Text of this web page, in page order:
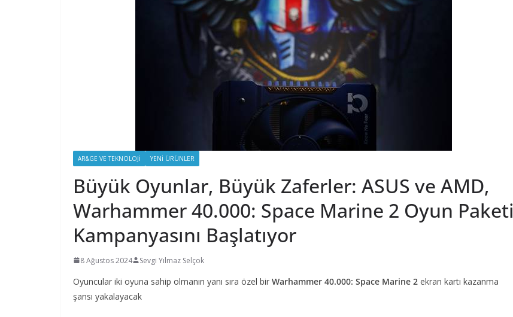
AR&GE VE TEKNOLOJI YENI ÜRÜNLER
Büyük Oyunlar, Büyük Zaferler: ASUS ve AMD,
Warhammer 40.000: Space Marine 2 Oyun Paketi
Kampanyasını Başlatıyor
8 Ağustos 2024 Sevgi Yılmaz Selçok
Oyuncular iki oyuna sahip olmanın yanı sıra özel bir Warhammer 40.000: Space Marine 2 ekran kartı kazanma
şansı yakalayacak